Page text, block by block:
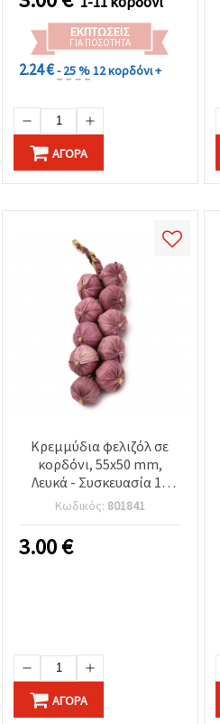
ΕΚΠΤΏΣΕΙΣ
ΓΙΑ ΠΟΣΌΤΗΤΑ
2.24 €- 25 %12 κορδόνι +
ΑΓΟΡΆ
Κρεμμύδια φελιζόλ σε
κορδόνι, 55x50 mm,
Λευκά - Συσκευασία 10
τεμ.
Κωδικός: 801841
3.00€
ΑΓΟΡΆ